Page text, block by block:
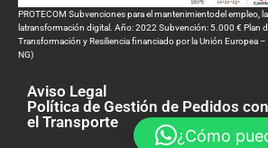
PROTECOM Subvenciones para el mantenimientodel empleo,
latransformación digital. Año: 2022 Subvención: 5.000 € Plan
Transformación y Resiliencia financiado por la Unión Europea –
NG)
Aviso Legal
Política de Gestión de Pedidos
el Transporte
¿Cómo